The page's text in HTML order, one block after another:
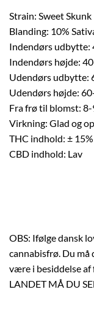
Strain: Sweet Skunk
Blanding: 10%
Indendørs udbytte:
Indendørs højde:
Udendørs udbytte:
Udendørs højde:
Fra frø til blomst: 8-
Virkning: Glad og
THC indhold: ± 15%
CBD indhold: Lav
OBS: Ifølge dansk
cannabisfrø. Du må
være i besiddelse af
LANDET MÅ DU